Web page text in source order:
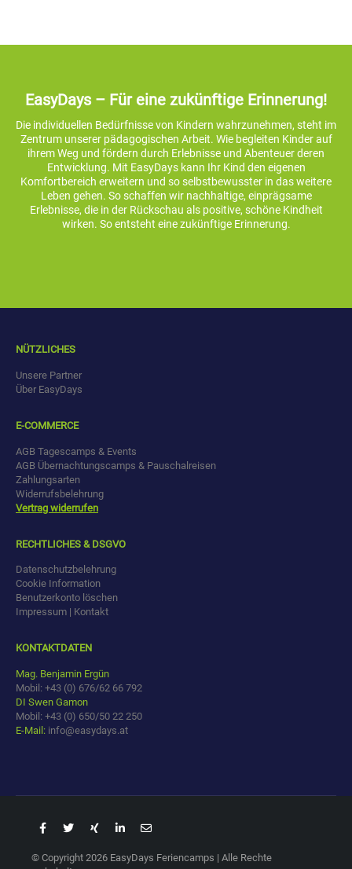
EasyDays – Für eine zukünftige Erinnerung!
Die individuellen Bedürfnisse von Kindern wahrzunehmen, steht im
Zentrum unserer pädagogischen Arbeit. Wie begleiten Kinder auf
ihrem Weg und fördern durch Erlebnisse und Abenteuer deren
Entwicklung. Mit EasyDays kann Ihr Kind den eigenen
Komfortbereich erweitern und so selbstbewusster in das weitere
Leben gehen. So schaffen wir nachhaltige, einprägsame
Erlebnisse, die in der Rückschau als positive, schöne Kindheit
wirken. So entsteht eine zukünftige Erinnerung.
NÜTZLICHES
Unsere Partner
Über EasyDays
E-COMMERCE
AGB Tagescamps & Events
AGB Übernachtungscamps & Pauschalreisen
Zahlungsarten
Widerrufsbelehrung
Vertrag widerrufen
RECHTLICHES & DSGVO
Datenschutzbelehrung
Cookie Information
Benutzerkonto löschen
Impressum | Kontakt
KONTAKTDATEN
Mag. Benjamin Ergün
Mobil: +43 (0) 676/62 66 792
DI Swen Gamon
Mobil: +43 (0) 650/50 22 250
E-Mail: info@easydays.at
© Copyright 2026 EasyDays Feriencamps | Alle Rechte